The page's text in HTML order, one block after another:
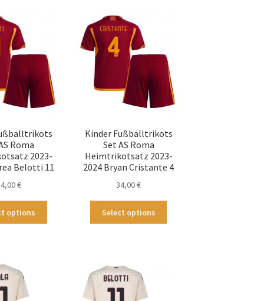
Roma
2023-
Belotti 11
€
options
Kinder Fußballtrikots
Set AS Roma
Heimtrikotsatz 2023-
2024 Bryan Cristante 4
34,00€
Select options